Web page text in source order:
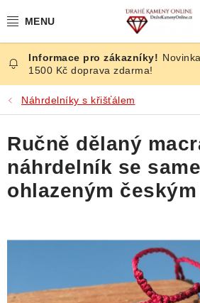
na
ČESKÉ KAMENY
ŠPERKY
KAMENY ZE SVĚTA
BROUŠENÉ
1500 Kč doprava zdarma!
Náhrdelníky s křišťálem
Ručně dělaný
náhrdelník se
ohlazeným